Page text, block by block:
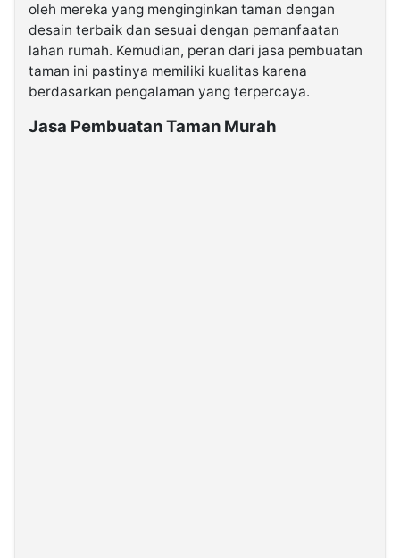
Kabarbaru.co
2026
oleh mereka yang menginginkan taman dengan
desain terbaik dan sesuai dengan pemanfaatan
lahan rumah. Kemudian, peran dari jasa pembuatan
taman ini pastinya memiliki kualitas karena
berdasarkan pengalaman yang terpercaya.
Jasa Pembuatan Taman Murah